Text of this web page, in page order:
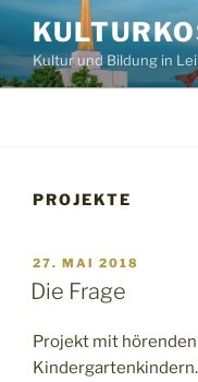
Zum
Inhalt
springenKultur und Bildung in
PROJEKTE
VERÖFFENTLICHT
AM
27. MAI 2018
Die Frage
Projekt mit